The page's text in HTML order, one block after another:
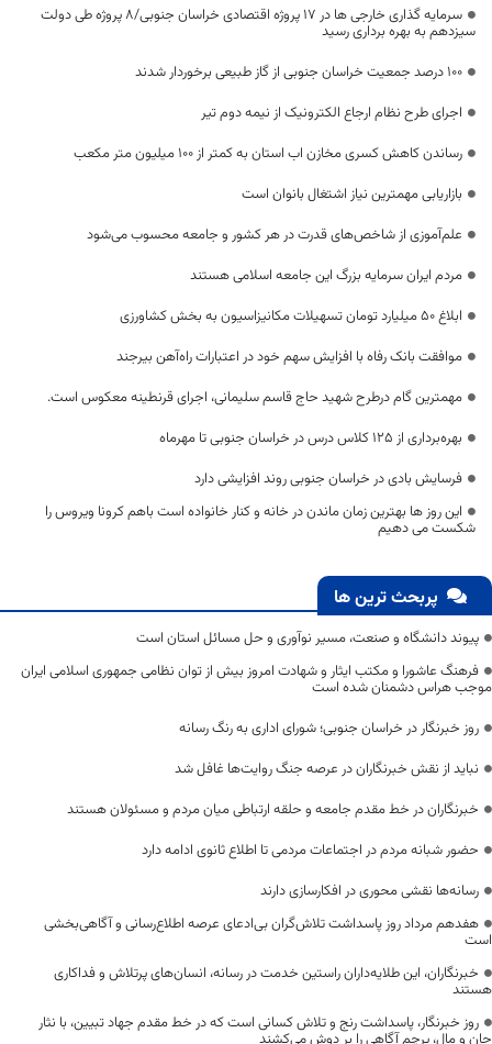
سرمایه گذاری خارجی ها در ۱۷ پروژه اقتصادی خراسان جنوبی/۸ پروژه طی دولت
سیزدهم به بهره برداری رسید
۱۰۰ درصد جمعیت خراسان جنوبی از گاز طبیعی برخوردار شدند
اجرای طرح نظام ارجاع الکترونیک از نیمه دوم تیر
رساندن کاهش کسری مخازن اب استان به کمتر از ۱۰۰ میلیون متر مکعب
بازاریابی مهمترین نیاز اشتغال بانوان است
علم‌آموزی از شاخص‌های قدرت در هر کشور و جامعه محسوب می‌شود
مردم ایران سرمایه بزرگ این جامعه اسلامی هستند
ابلاغ ۵۰ میلیارد تومان تسهیلات مکانیزاسیون به بخش کشاورزی
موافقت بانک رفاه با افزایش سهم خود در اعتبارات راه‌آهن بیرجند
مهمترین گام درطرح شهید حاج قاسم سلیمانی، اجرای قرنطینه معکوس است.
بهره‌برداری از ۱۲۵ کلاس درس در خراسان جنوبی تا مهرماه
فرسایش بادی در خراسان جنوبی روند افزایشی دارد
این روز ها بهترین زمان ماندن در خانه و کنار خانواده است باهم کرونا ویروس را
شکست می دهیم
پربحث ترین ها
پیوند دانشگاه و صنعت، مسیر نوآوری و حل مسائل استان است
فرهنگ عاشورا و مکتب ایثار و شهادت امروز بیش از توان نظامی جمهوری اسلامی ایران
موجب هراس دشمنان شده است
روز خبرنگار در خراسان جنوبی؛ شورای اداری به رنگ رسانه
نباید از نقش خبرنگاران در عرصه جنگ روایت‌ها غافل شد
خبرنگاران در خط مقدم جامعه و حلقه ارتباطی میان مردم و مسئولان هستند
حضور شبانه مردم در اجتماعات مردمی تا اطلاع ثانوی ادامه دارد
رسانه‌ها نقشی محوری در افکارسازی دارند
هفدهم مرداد روز پاسداشت تلاش‌گران بی‌ادعای عرصه اطلاع‌رسانی و آگاهی‌بخشی
است
خبرنگاران، این طلایه‌داران راستین خدمت در رسانه، انسان‌های پرتلاش و فداکاری
هستند
روز خبرنگار، پاسداشت رنج و تلاش کسانی است که در خط مقدم جهاد تبیین، با نثار